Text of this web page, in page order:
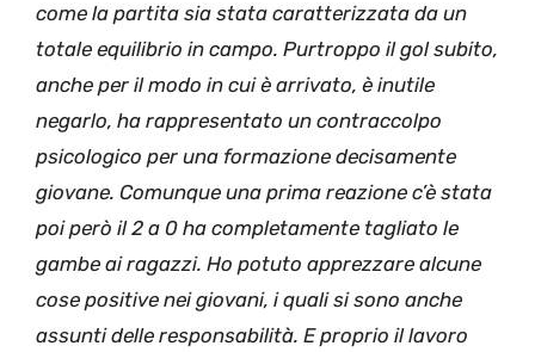
come la partita sia stata caratterizzata da un
totale equilibrio in campo. Purtroppo il gol subito,
anche per il modo in cui è arrivato, è inutile
negarlo, ha rappresentato un contraccolpo
psicologico per una formazione decisamente
giovane. Comunque una prima reazione c’è stata
poi però il 2 a 0 ha completamente tagliato le
gambe ai ragazzi. Ho potuto apprezzare alcune
cose positive nei giovani, i quali si sono anche
assunti delle responsabilità. E proprio il lavoro